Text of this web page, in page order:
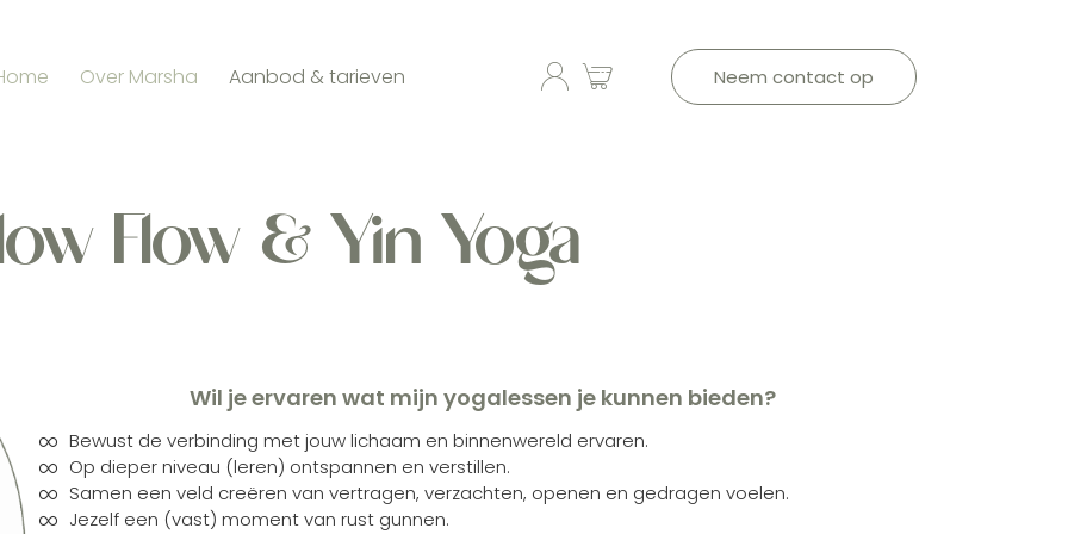
Over Marsha Aanbod & tarieven Neem contact op
Flow & Yin Yoga
Wil je ervaren wat mijn yogalessen je kunnen bieden?
Bewust de verbinding met jouw lichaam en binnenwereld ervaren.
Op dieper niveau (leren) ontspannen en verstillen.
Samen een veld creëren van vertragen, verzachten, openen en gedragen voelen.
Jezelf een (vast) moment van rust gunnen.